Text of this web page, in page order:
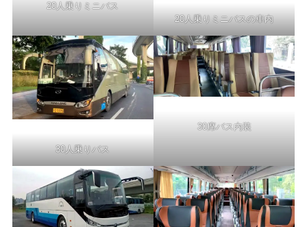
20人乗りミニバス
20人乗りミニバスの車内
30人乗りバス
30席バス内装